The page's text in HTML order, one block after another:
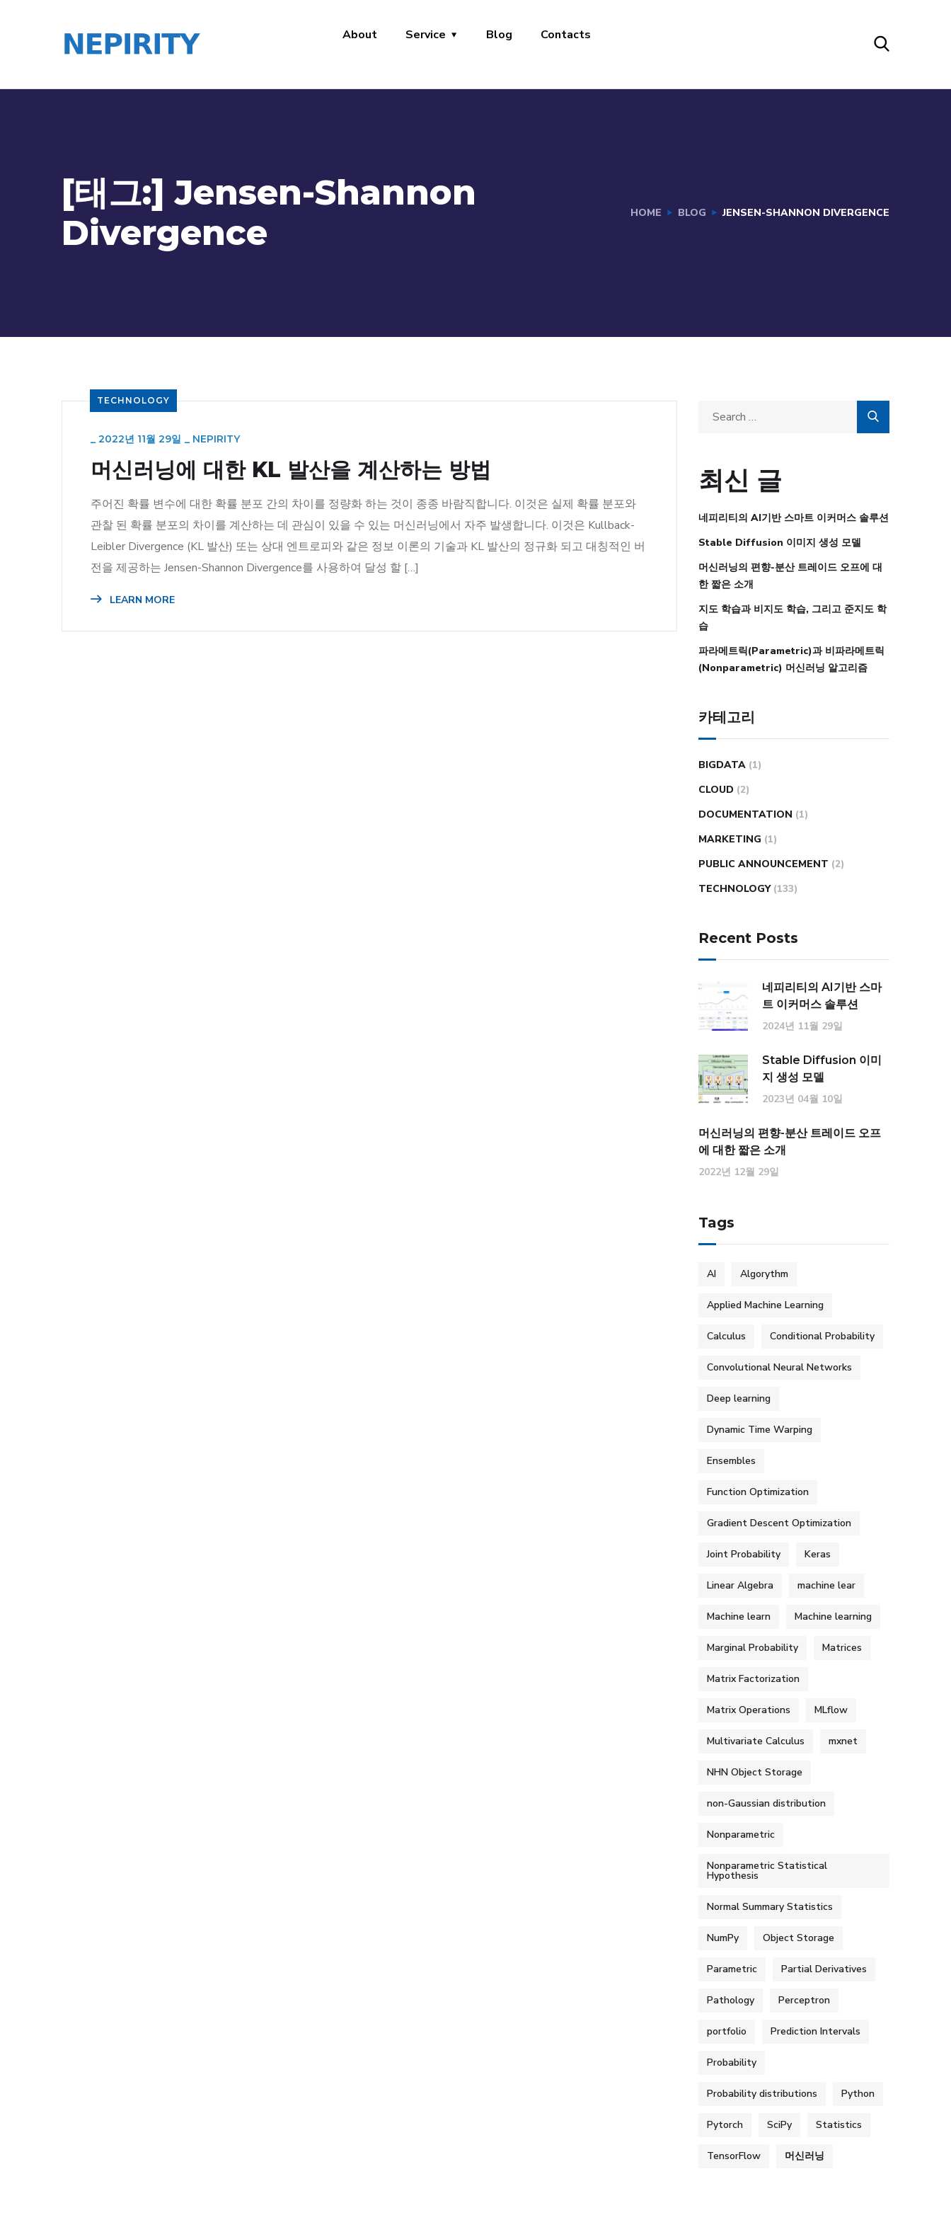
About Service Blog Contacts
[태그:]Jensen-Shannon
Divergence
HOME BLOG JENSEN-SHANNON DIVERGENCE
TECHNOLOGY
_ 2022년 11월 29일 _ NEPIRITY
머신러닝에 대한 KL 발산을 계산하는 방법
주어진 확률 변수에 대한 확률 분포 간의 차이를 정량화 하는 것이 종종 바람직합니다. 이것은 실제 확률 분포와
관찰 된 확률 분포의 차이를 계산하는 데 관심이 있을 수 있는 머신러닝에서 자주 발생합니다. 이것은 Kullback-
Leibler Divergence (KL 발산) 또는 상대 엔트로피와 같은 정보 이론의 기술과 KL 발산의 정규화 되고 대칭적인 버
전을 제공하는 Jensen-Shannon Divergence를 사용하여 달성 할 […]
LEARN MORE
최신 글
네피리티의 AI기반 스마트 이커머스 솔루션
Stable Diffusion 이미지 생성 모델
머신러닝의 편향-분산 트레이드 오프에 대
한 짧은 소개
지도 학습과 비지도 학습, 그리고 준지도 학
습
파라메트릭(Parametric)과 비파라메트릭
(Nonparametric) 머신러닝 알고리즘
카테고리
BIGDATA (1)
CLOUD (2)
DOCUMENTATION (1)
MARKETING (1)
PUBLIC ANNOUNCEMENT (2)
TECHNOLOGY (133)
Recent Posts
네피리티의 AI기반 스마
트 이커머스 솔루션
2024년 11월 29일
Stable Diffusion 이미
지 생성 모델
2023년 04월 10일
머신러닝의 편향-분산 트레이드 오프
에 대한 짧은 소개
2022년 12월 29일
Tags
AI Algorythm
Applied Machine Learning
Calculus Conditional Probability
Convolutional Neural Networks
Deep learning
Dynamic Time Warping
Ensembles
Function Optimization
Gradient Descent Optimization
Joint Probability Keras
Linear Algebra machine lear
Machine learn Machine learning
Marginal Probability Matrices
Matrix Factorization
Matrix Operations MLflow
Multivariate Calculus mxnet
NHN Object Storage
non-Gaussian distribution
Nonparametric
Nonparametric Statistical
Hypothesis
Normal Summary Statistics
NumPy Object Storage
Parametric Partial Derivatives
Pathology Perceptron
portfolio Prediction Intervals
Probability
Probability distributions Python
Pytorch SciPy Statistics
TensorFlow 머신러닝